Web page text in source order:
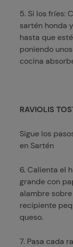
5. Si los fríes:
sartén honda
hasta que
poniendo
cocina
RAVIOLIS
Sigue los
en Sartén
6. Calienta el
grande con
alambre
recipiente
queso.
7. Pasa cada